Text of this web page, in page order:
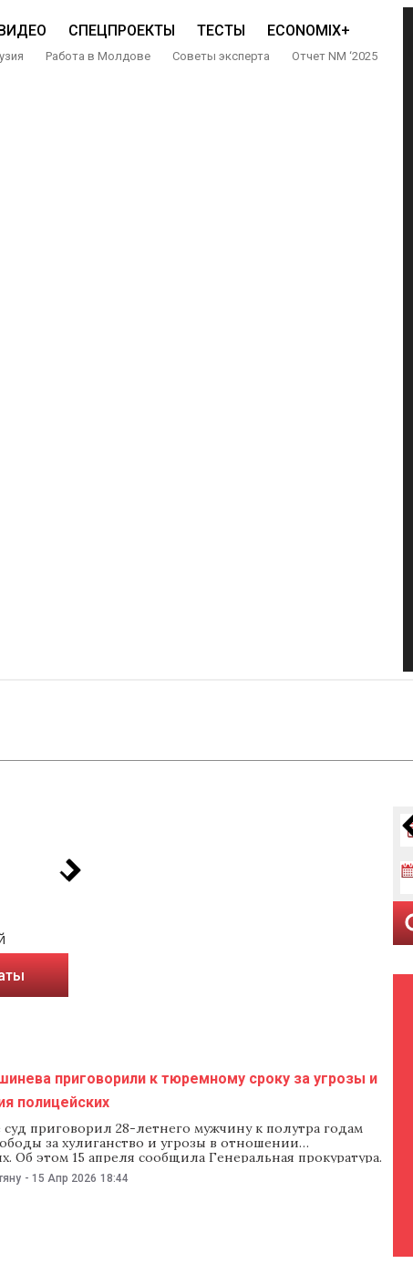
СПЕЦПРОЕКТЫ ТЕСТЫ ECONOMIX+
Работа в Молдове Советы эксперта Отчет NM ‘2025
приговорили к тюремному сроку за угрозы и
полицейских
приговорил 28-летнего мужчину к полутра годам
за хулиганство и угрозы в отношении
Об этом 15 апреля сообщила Генеральная прокуратура.
уточнили, что суд приговорил его к полутра годам
в тюрьме полузакрытого типа. По данным
- 15 Апр 2026 18:44